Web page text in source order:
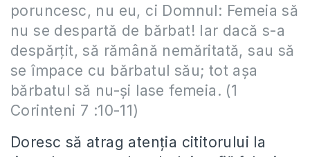
poruncesc, nu eu, ci Domnul: Femeia să
nu se despartă de bărbat! Iar dacă s-a
despărţit, să rămână nemăritată, sau să
se împace cu bărbatul său; tot aşa
bărbatul să nu-şi lase femeia. (1
Corinteni 7 :10-11)
Doresc să atrag atenţia cititorului la